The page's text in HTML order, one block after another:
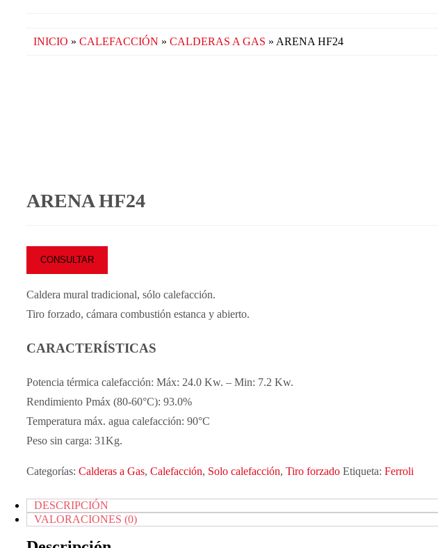
INICIO » CALEFACCIÓN » CALDERAS A GAS » ARENA HF24
ARENA HF24
CONSULTAR
Caldera mural tradicional, sólo calefacción.
Tiro forzado, cámara combustión estanca y abierto.
CARACTERÍSTICAS
Potencia térmica calefacción: Máx: 24.0 Kw. – Min: 7.2 Kw.
Rendimiento Pmáx (80-60°C): 93.0%
Temperatura máx. agua calefacción: 90°C
Peso sin carga: 31Kg.
Categorías: Calderas a Gas, Calefacción, Solo calefacción, Tiro forzado Etiqueta: Ferroli
DESCRIPCIÓN
VALORACIONES (0)